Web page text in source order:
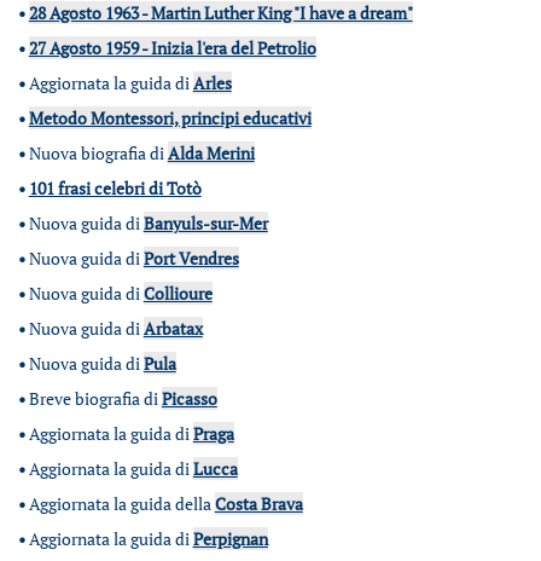
•28 Agosto 1963 - Martin Luther King "I have a dream"
•27 Agosto 1959 - Inizia l'era del Petrolio
•Aggiornata la guida diArles
•Metodo Montessori, principi educativi
•Nuova biografia diAlda Merini
• 101 frasi celebri di Totò
•Nuova guida diBanyuls-sur-Mer
•Nuova guida diPort Vendres
•Nuova guida diCollioure
•Nuova guida diArbatax
•Nuova guida diPula
•Breve biografia diPicasso
•Aggiornata la guida diPraga
•Aggiornata la guida diLucca
•Aggiornata la guida dellaCosta Brava
•Aggiornata la guida diPerpignan